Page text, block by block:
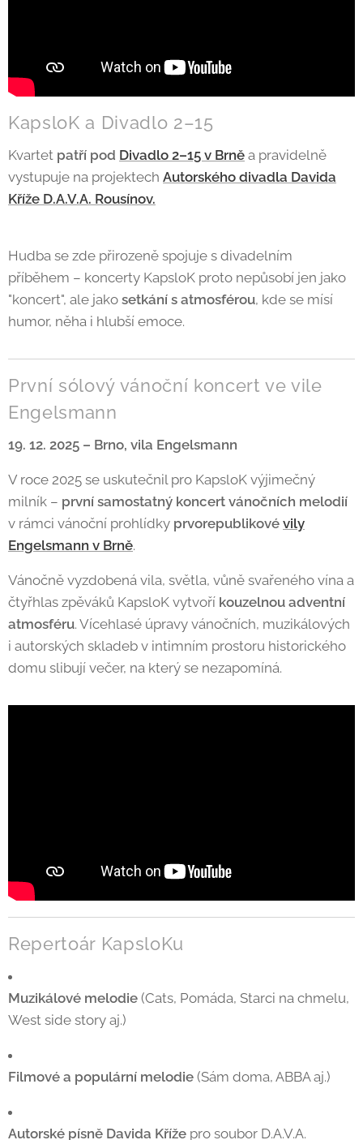
KapsloK a Divadlo 2–15
Kvartet patří pod Divadlo 2–15 v Brně a pravidelně
vystupuje na projektech Autorského divadla Davida
Kříže D.A.V.A. Rousínov.
Hudba se zde přirozeně spojuje s divadelním
příběhem – koncerty KapsloK proto nepůsobí jen jako
"koncert", ale jako setkání s atmosférou, kde se mísí
humor, něha i hlubší emoce.
První sólový vánoční koncert ve vile
Engelsmann
19. 12. 2025 – Brno, vila Engelsmann
V roce 2025 se uskutečnil pro KapsloK výjimečný
milník – první samostatný koncert vánočních melodií
v rámci vánoční prohlídky prvorepublikové vily
Engelsmann v Brně.
Vánočně vyzdobená vila, světla, vůně svařeného vína a
čtyřhlas zpěváků KapsloK vytvoří kouzelnou adventní
atmosféru. Vícehlasé úpravy vánočních, muzikálových
i autorských skladeb v intimním prostoru historického
domu slibují večer, na který se nezapomíná.
Repertoár KapsloKu
Muzikálové melodie (Cats, Pomáda, Starci na chmelu,
West side story aj.)
Filmové a populární melodie (Sám doma, ABBA aj.)
Autorské písně Davida Kříže pro soubor D.A.V.A.